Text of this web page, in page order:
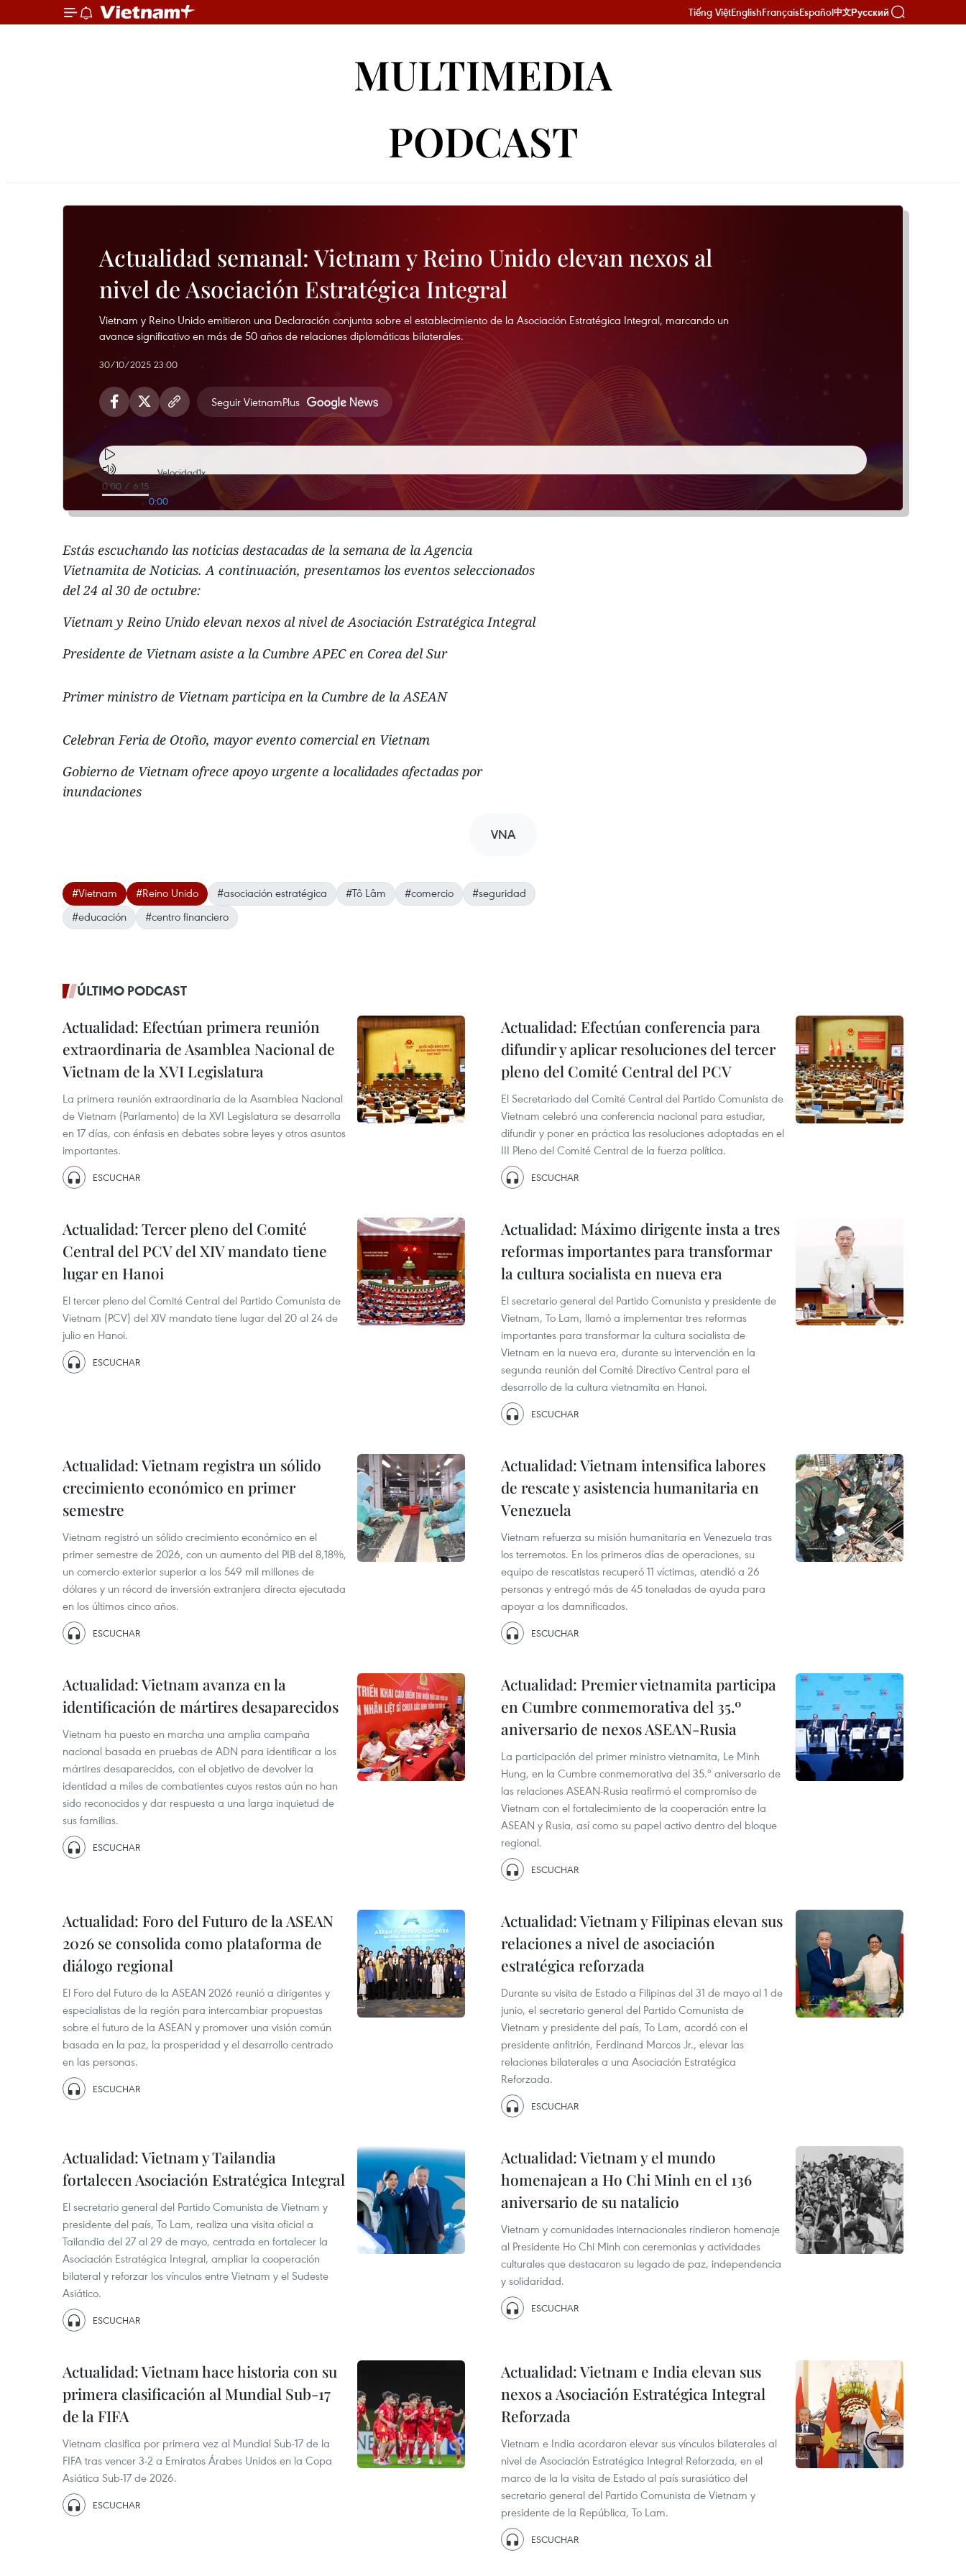
Tiếng ViệtEnglishFrançaisEspañol中文Русский
MULTIMEDIA
PODCAST
Actualidad semanal: Vietnam y Reino Unido elevan nexos al
nivel de Asociación Estratégica Integral
Vietnam y Reino Unido emitieron una Declaración conjunta sobre el establecimiento de la Asociación Estratégica Integral, marcando un
avance significativo en más de 50 años de relaciones diplomáticas bilaterales.
30/10/2025 23:00
Seguir VietnamPlus
0:00 / 6:15
0:00
Velocidad1x
Estás escuchando las noticias destacadas de la semana de la Agencia
Vietnamita de Noticias. A continuación, presentamos los eventos seleccionados
del 24 al 30 de octubre:
Vietnam y Reino Unido elevan nexos al nivel de Asociación Estratégica Integral
Presidente de Vietnam asiste a la Cumbre APEC en Corea del Sur
Primer ministro de Vietnam participa en la Cumbre de la ASEAN
Celebran Feria de Otoño, mayor evento comercial en Vietnam
Gobierno de Vietnam ofrece apoyo urgente a localidades afectadas por
inundaciones
VNA
#Vietnam #Reino Unido #asociación estratégica #Tô Lâm #comercio
#seguridad
#educación
#centro financiero
ÚLTIMO PODCAST
Actualidad: Efectúan primera reunión
extraordinaria de Asamblea Nacional de
Vietnam de la XVI Legislatura
La primera reunión extraordinaria de la Asamblea Nacional
de Vietnam (Parlamento) de la XVI Legislatura se desarrolla
en 17 días, con énfasis en debates sobre leyes y otros asuntos
importantes.
ESCUCHAR
Actualidad: Efectúan conferencia para
difundir y aplicar resoluciones del tercer
pleno del Comité Central del PCV
El Secretariado del Comité Central del Partido Comunista de
Vietnam celebró una conferencia nacional para estudiar,
difundir y poner en práctica las resoluciones adoptadas en el
III Pleno del Comité Central de la fuerza política.
ESCUCHAR
Actualidad: Tercer pleno del Comité
Central del PCV del XIV mandato tiene
lugar en Hanoi
El tercer pleno del Comité Central del Partido Comunista de
Vietnam (PCV) del XIV mandato tiene lugar del 20 al 24 de
julio en Hanoi.
ESCUCHAR
Actualidad: Máximo dirigente insta a tres
reformas importantes para transformar
la cultura socialista en nueva era
El secretario general del Partido Comunista y presidente de
Vietnam, To Lam, llamó a implementar tres reformas
importantes para transformar la cultura socialista de
Vietnam en la nueva era, durante su intervención en la
segunda reunión del Comité Directivo Central para el
desarrollo de la cultura vietnamita en Hanoi.
ESCUCHAR
Actualidad: Vietnam registra un sólido
crecimiento económico en primer
semestre
Vietnam registró un sólido crecimiento económico en el
primer semestre de 2026, con un aumento del PIB del 8,18%,
un comercio exterior superior a los 549 mil millones de
dólares y un récord de inversión extranjera directa ejecutada
en los últimos cinco años.
ESCUCHAR
Actualidad: Vietnam intensifica labores
de rescate y asistencia humanitaria en
Venezuela
Vietnam refuerza su misión humanitaria en Venezuela tras
los terremotos. En los primeros días de operaciones, su
equipo de rescatistas recuperó 11 víctimas, atendió a 26
personas y entregó más de 45 toneladas de ayuda para
apoyar a los damnificados.
ESCUCHAR
Actualidad: Vietnam avanza en la
identificación de mártires desaparecidos
Vietnam ha puesto en marcha una amplia campaña
nacional basada en pruebas de ADN para identificar a los
mártires desaparecidos, con el objetivo de devolver la
identidad a miles de combatientes cuyos restos aún no han
sido reconocidos y dar respuesta a una larga inquietud de
sus familias.
ESCUCHAR
Actualidad: Premier vietnamita participa
en Cumbre conmemorativa del 35.º
aniversario de nexos ASEAN-Rusia
La participación del primer ministro vietnamita, Le Minh
Hung, en la Cumbre conmemorativa del 35.º aniversario de
las relaciones ASEAN-Rusia reafirmó el compromiso de
Vietnam con el fortalecimiento de la cooperación entre la
ASEAN y Rusia, así como su papel activo dentro del bloque
regional.
ESCUCHAR
Actualidad: Foro del Futuro de la ASEAN
2026 se consolida como plataforma de
diálogo regional
El Foro del Futuro de la ASEAN 2026 reunió a dirigentes y
especialistas de la región para intercambiar propuestas
sobre el futuro de la ASEAN y promover una visión común
basada en la paz, la prosperidad y el desarrollo centrado
en las personas.
ESCUCHAR
Actualidad: Vietnam y Filipinas elevan sus
relaciones a nivel de asociación
estratégica reforzada
Durante su visita de Estado a Filipinas del 31 de mayo al 1 de
junio, el secretario general del Partido Comunista de
Vietnam y presidente del país, To Lam, acordó con el
presidente anfitrión, Ferdinand Marcos Jr., elevar las
relaciones bilaterales a una Asociación Estratégica
Reforzada.
ESCUCHAR
Actualidad: Vietnam y Tailandia
fortalecen Asociación Estratégica Integral
El secretario general del Partido Comunista de Vietnam y
presidente del país, To Lam, realiza una visita oficial a
Tailandia del 27 al 29 de mayo, centrada en fortalecer la
Asociación Estratégica Integral, ampliar la cooperación
bilateral y reforzar los vínculos entre Vietnam y el Sudeste
Asiático.
ESCUCHAR
Actualidad: Vietnam y el mundo
homenajean a Ho Chi Minh en el 136
aniversario de su natalicio
Vietnam y comunidades internacionales rindieron homenaje
al Presidente Ho Chi Minh con ceremonias y actividades
culturales que destacaron su legado de paz, independencia
y solidaridad.
ESCUCHAR
Actualidad: Vietnam hace historia con su
primera clasificación al Mundial Sub-17
de la FIFA
Vietnam clasifica por primera vez al Mundial Sub-17 de la
FIFA tras vencer 3-2 a Emiratos Árabes Unidos en la Copa
Asiática Sub-17 de 2026.
ESCUCHAR
Actualidad: Vietnam e India elevan sus
nexos a Asociación Estratégica Integral
Reforzada
Vietnam e India acordaron elevar sus vínculos bilaterales al
nivel de Asociación Estratégica Integral Reforzada, en el
marco de la la visita de Estado al país surasiático del
secretario general del Partido Comunista de Vietnam y
presidente de la República, To Lam.
ESCUCHAR